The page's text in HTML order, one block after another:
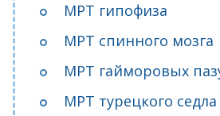
МРТ гипофиза
МРТ спинного мозга
МРТ гайморовых
МРТ турецкого седла